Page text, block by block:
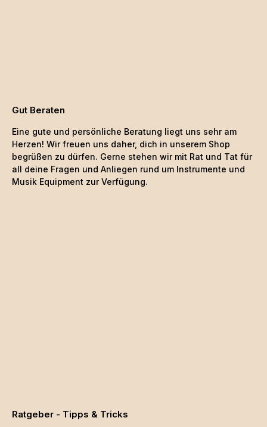
Gut Beraten
Eine gute und persönliche Beratung liegt uns sehr am
Herzen! Wir freuen uns daher, dich in unserem Shop
begrüßen zu dürfen. Gerne stehen wir mit Rat und Tat für
all deine Fragen und Anliegen rund um Instrumente und
Musik Equipment zur Verfügung.
Ratgeber - Tipps & Tricks